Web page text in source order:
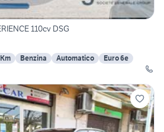
110cv DSG
Benzina Automatico
Euro 6e